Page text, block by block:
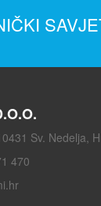
Sv. Nedelja,
470